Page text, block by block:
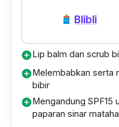
Blibli
add_circleLip balm dan scrub
add_circleMelembabkan serta
bibir
add_circleMengandung SPF15
paparan sinar